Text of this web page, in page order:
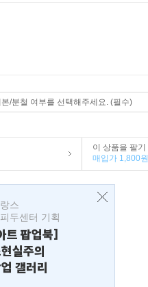
/분철 여부를 선택해주세요. (필수)
이 상품을 팔기
매입가 1,800원
스
두센터 기획
트 팝업북]
실주의
갤러리